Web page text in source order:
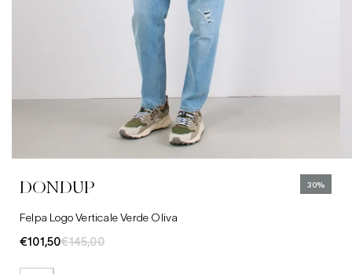
30%
DONDUP
Felpa Logo Verticale Verde Oliva
€101,50€145,00
Jeans
Cappelli